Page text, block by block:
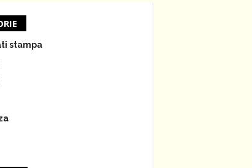
stampa